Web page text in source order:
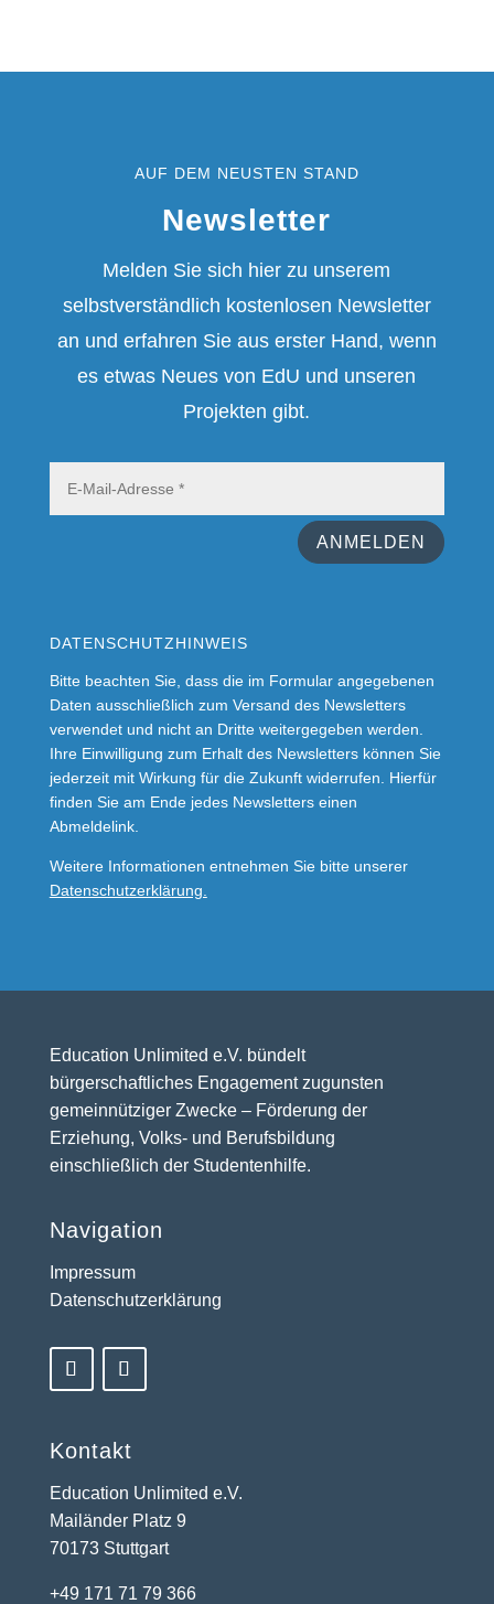
AUF DEM NEUSTEN STAND
Newsletter
Melden Sie sich hier zu unserem
selbstverständlich kostenlosen Newsletter
an und erfahren Sie aus erster Hand, wenn
es etwas Neues von EdU und unseren
Projekten gibt.
ANMELDEN
DATENSCHUTZHINWEIS
Bitte beachten Sie, dass die im Formular angegebenen
Daten ausschließlich zum Versand des Newsletters
verwendet und nicht an Dritte weitergegeben werden.
Ihre Einwilligung zum Erhalt des Newsletters können Sie
jederzeit mit Wirkung für die Zukunft widerrufen. Hierfür
finden Sie am Ende jedes Newsletters einen
Abmeldelink.
Weitere Informationen entnehmen Sie bitte unserer
Datenschutzerklärung.
Education Unlimited e.V. bündelt
Erziehung, Volks- und Berufsbildung
einschließlich der Studentenhilfe.
Impressum
Datenschutzerklärung
Kontakt
Education Unlimited e.V.